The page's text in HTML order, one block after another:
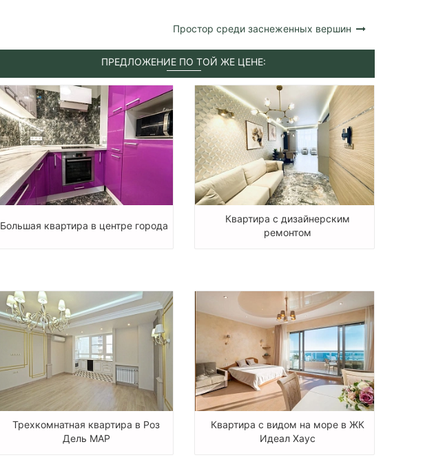
Простор среди заснеженных вершин
ПРЕДЛОЖЕНИЕ ПО ТОЙ ЖЕ ЦЕНЕ:
Большая квартира в центре города
Квартира с дизайнерским
ремонтом
Трехкомнатная квартира в Роз
Дель МАР
Квартира с видом на море в ЖК
Идеал Хаус